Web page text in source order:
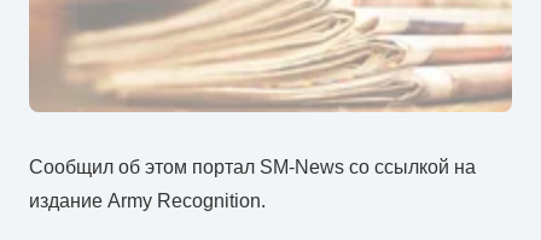
Сообщил об этом портал SM-News со ссылкой на
издание Army Recognition.